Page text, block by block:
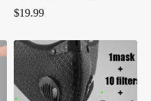
Dominadas y Fondos
$19.99